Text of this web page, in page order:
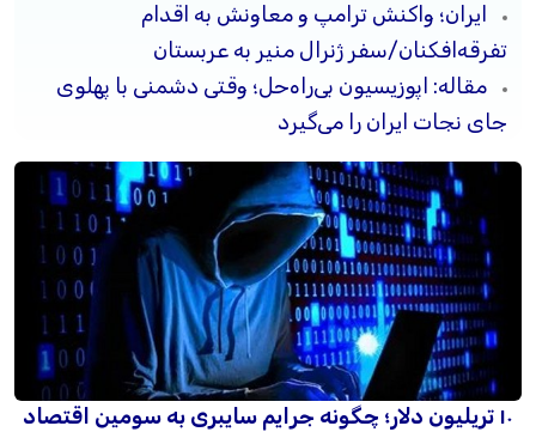
ایران؛ واکنش ترامپ و معاونش به اقدام
تفرقه‌افکنان/سفر ژنرال منیر به عربستان
مقاله: اپوزیسیون بی‌راه‌حل؛ وقتی دشمنی با پهلوی
جای نجات ایران را می‌گیرد
۱۰ تریلیون دلار؛ چگونه جرایم سایبری به سومین اقتصاد